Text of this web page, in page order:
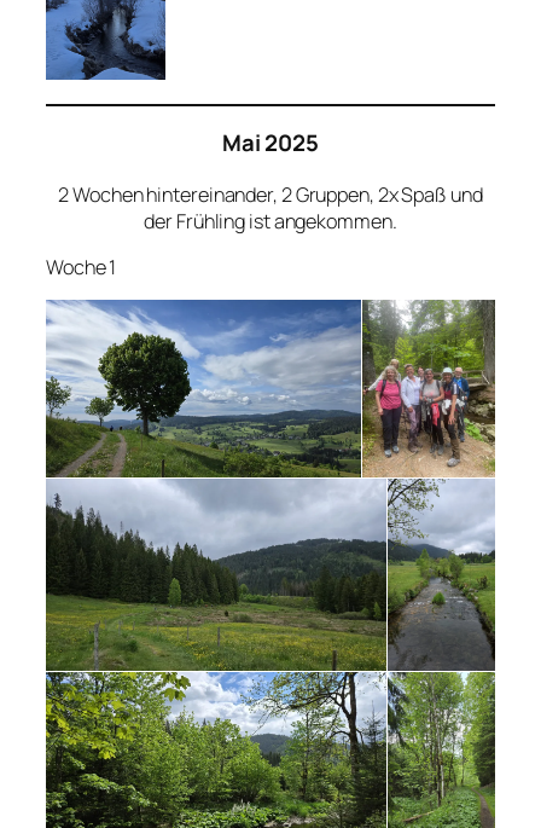
Mai 2025
2 Wochen hintereinander, 2 Gruppen, 2x Spaß und
der Frühling ist angekommen.
Woche 1